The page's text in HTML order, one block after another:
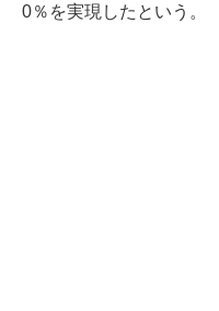
0％を実現したという。